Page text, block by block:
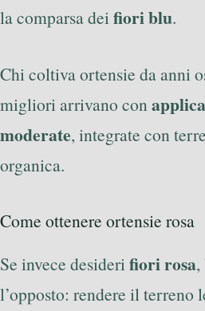
la comparsa deifiori blu.
Chi coltiva ortensie da anni
migliori arrivano con
moderate, integrate con
organica.
Come ottenere ortensie rosa
Se invece desiderifiori rosa,
l’opposto: rendere il terreno